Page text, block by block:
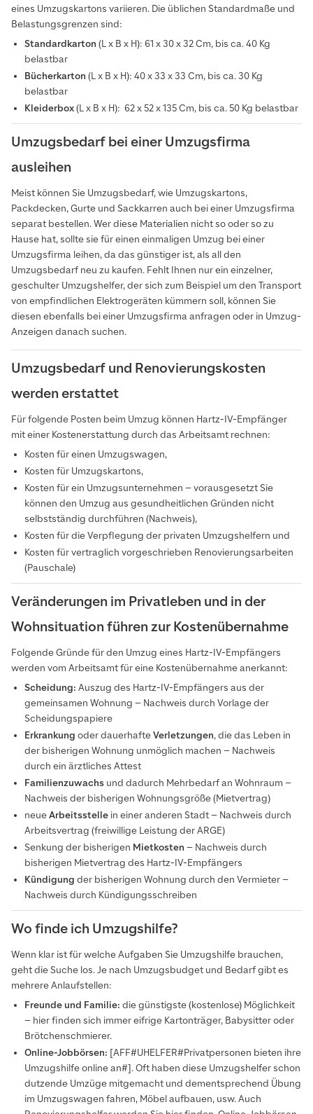
eines Umzugskartons variieren. Die üblichen Standardmaße und
Belastungsgrenzen sind:
Standardkarton (L x B x H): 61 x 30 x 32 Cm, bis ca. 40 Kg
belastbar
Bücherkarton (L x B x H): 40 x 33 x 33 Cm, bis ca. 30 Kg
belastbar
Kleiderbox(L x B x H): 62 x 52 x 135 Cm, bis ca. 50 Kg belastbar
Umzugsbedarf bei einer Umzugsfirma
ausleihen
Meist können Sie Umzugsbedarf, wie Umzugskartons,
Packdecken, Gurte und Sackkarren auch bei einer Umzugsfirma
separat bestellen. Wer diese Materialien nicht so oder so zu
Hause hat, sollte sie für einen einmaligen Umzug bei einer
Umzugsfirma leihen, da das günstiger ist, als all den
Umzugsbedarf neu zu kaufen. Fehlt Ihnen nur ein einzelner,
geschulter Umzugshelfer, der sich zum Beispiel um den Transport
von empfindlichen Elektrogeräten kümmern soll, können Sie
diesen ebenfalls bei einer Umzugsfirma anfragen oder in Umzug-
Anzeigen danach suchen.
Umzugsbedarf und Renovierungskosten
werden erstattet
Für folgende Posten beim Umzug können Hartz-IV-Empfänger
mit einer Kostenerstattung durch das Arbeitsamt rechnen:
Kosten für einen Umzugswagen,
Kosten für Umzugskartons,
Kosten für ein Umzugsunternehmen – vorausgesetzt Sie
können den Umzug aus gesundheitlichen Gründen nicht
selbstständig durchführen (Nachweis),
Kosten für die Verpflegung der privaten Umzugshelfern und
Kosten für vertraglich vorgeschrieben Renovierungsarbeiten
(Pauschale)
Veränderungen im Privatleben und in der
Wohnsituation führen zur Kostenübernahme
Folgende Gründe für den Umzug eines Hartz-IV-Empfängers
werden vom Arbeitsamt für eine Kostenübernahme anerkannt:
Scheidung: Auszug des Hartz-IV-Empfängers aus der
gemeinsamen Wohnung – Nachweis durch Vorlage der
Scheidungspapiere
Erkrankung oder dauerhafteVerletzungen, die das Leben in
der bisherigen Wohnung unmöglich machen – Nachweis
durch ein ärztliches Attest
Familienzuwachsund dadurch Mehrbedarf an Wohnraum –
Nachweis der bisherigen Wohnungsgröße (Mietvertrag)
neueArbeitsstellein einer anderen Stadt – Nachweis durch
Arbeitsvertrag (freiwillige Leistung der ARGE)
Senkung der bisherigen Mietkosten – Nachweis durch
bisherigen Mietvertrag des Hartz-IV-Empfängers
Kündigung der bisherigen Wohnung durch den Vermieter –
Nachweis durch Kündigungsschreiben
Wo finde ich Umzugshilfe?
Wenn klar ist für welche Aufgaben Sie Umzugshilfe brauchen,
geht die Suche los. Je nach Umzugsbudget und Bedarf gibt es
mehrere Anlaufstellen:
Freunde und Familie: die günstigste (kostenlose) Möglichkeit
– hier finden sich immer eifrige Kartonträger, Babysitter oder
Brötchenschmierer.
Online-Jobbörsen: [AFF#UHELFER#Privatpersonen bieten ihre
Umzugshilfe online an#]. Oft haben diese Umzugshelfer schon
dutzende Umzüge mitgemacht und dementsprechend Übung
im Umzugswagen fahren, Möbel aufbauen, usw. Auch